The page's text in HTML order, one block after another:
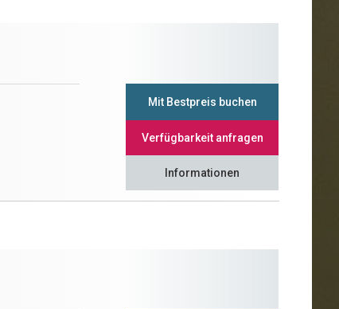
Mit Bestpreis buchen
Verfügbarkeit anfragen
Informationen